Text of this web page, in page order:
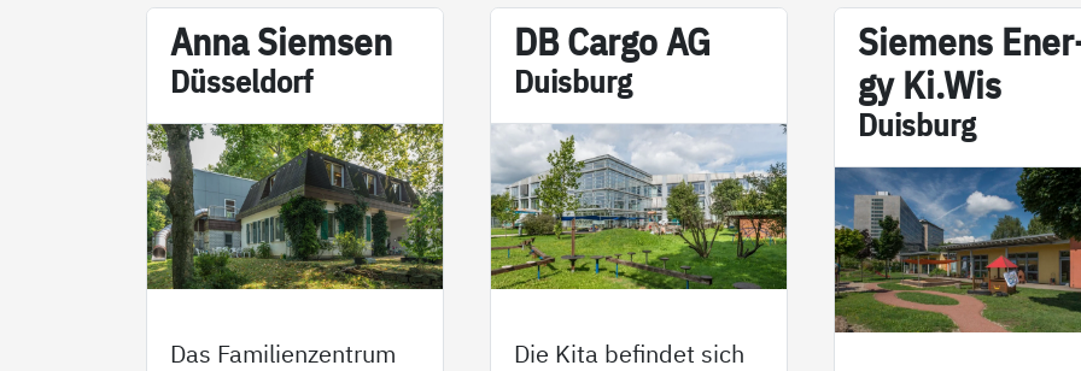
An­na Siem­sen
Düs­sel­dorf
Das Familienzentrum
DB Car­go AG
Duis­burg
Die Kita befindet sich
Sie­­mens
gy Ki.Wis
Duis­burg